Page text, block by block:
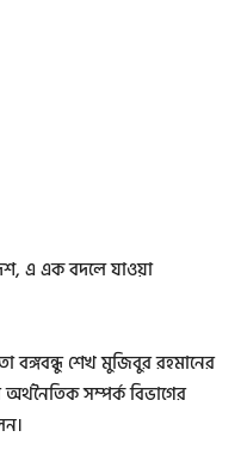
এ এক বদলে যাওয়া
বঙ্গবন্ধু শেখ মুজিবুর রহমানের
সম্পর্ক বিভাগের